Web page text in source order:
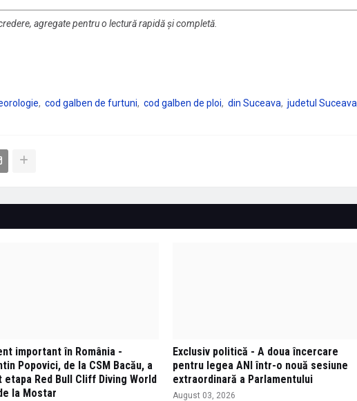
agregate pentru o lectură rapidă și completă.
cod galben de furtuni cod galben de ploi din Suceava
judetul Suceava
important în România -
Popovici, de la CSM Bacău, a
etapa Red Bull Cliff Diving World
la Mostar
Exclusiv politică - A doua încercare
pentru legea ANI într-o nouă sesiune
extraordinară a Parlamentului
August 03, 2026